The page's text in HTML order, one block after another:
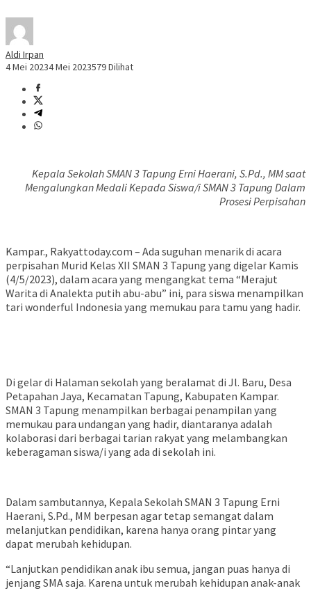
Aldi Irpan
4 Mei 20234 Mei 2023579 Dilihat
Kepala Sekolah SMAN 3 Tapung Erni Haerani, S.Pd., MM saat
Mengalungkan Medali Kepada Siswa/i SMAN 3 Tapung Dalam
Prosesi Perpisahan
Kampar., Rakyattoday.com – Ada suguhan menarik di acara
perpisahan Murid Kelas XII SMAN 3 Tapung yang digelar Kamis
(4/5/2023), dalam acara yang mengangkat tema “Merajut
Warita di Analekta putih abu-abu” ini, para siswa menampilkan
tari wonderful Indonesia yang memukau para tamu yang hadir.
Di gelar di Halaman sekolah yang beralamat di Jl. Baru, Desa
Petapahan Jaya, Kecamatan Tapung, Kabupaten Kampar.
SMAN 3 Tapung menampilkan berbagai penampilan yang
memukau para undangan yang hadir, diantaranya adalah
kolaborasi dari berbagai tarian rakyat yang melambangkan
keberagaman siswa/i yang ada di sekolah ini.
Dalam sambutannya, Kepala Sekolah SMAN 3 Tapung Erni
Haerani, S.Pd., MM berpesan agar tetap semangat dalam
melanjutkan pendidikan, karena hanya orang pintar yang
dapat merubah kehidupan.
“Lanjutkan pendidikan anak ibu semua, jangan puas hanya di
jenjang SMA saja. Karena untuk merubah kehidupan anak-anak